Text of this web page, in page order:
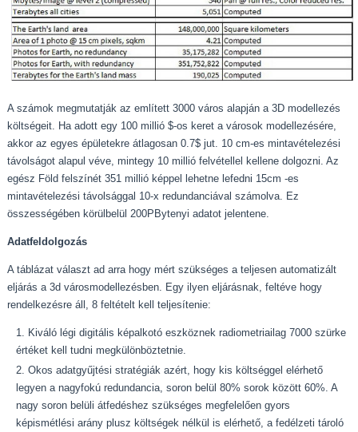
A számok megmutatják az említett 3000 város alapján a 3D modellezés
költségeit. Ha adott egy 100 millió $-os keret a városok modellezésére,
akkor az egyes épületekre átlagosan 0.7$ jut. 10 cm-es mintavételezési
távolságot alapul véve, mintegy 10 millió felvétellel kellene dolgozni. Az
egész Föld felszínét 351 millió képpel lehetne lefedni 15cm -es
mintavételezési távolsággal 10-x redundanciával számolva. Ez
összességében körülbelül 200PBytenyi adatot jelentene.
Adatfeldolgozás
A táblázat választ ad arra hogy mért szükséges a teljesen automatizált
eljárás a 3d városmodellezésben. Egy ilyen eljárásnak, feltéve hogy
rendelkezésre áll, 8 feltételt kell teljesítenie:
Kiváló légi digitális képalkotó eszköznek radiometriailag 7000 szürke
értéket kell tudni megkülönböztetnie.
Okos adatgyűjtési stratégiák azért, hogy kis költséggel elérhető
legyen a nagyfokú redundancia, soron belül 80% sorok között 60%. A
nagy soron belüli átfedéshez szükséges megfelelően gyors
képismétlési arány plusz költségek nélkül is elérhető, a fedélzeti tároló